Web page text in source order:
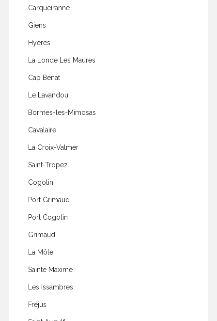
Carqueiranne
Giens
Hyères
La Londe Les Maures
Cap Bénat
Le Lavandou
Bormes-les-Mimosas
Cavalaire
La Croix-Valmer
Saint-Tropez
Cogolin
Port Grimaud
Port Cogolin
Grimaud
La Môle
Sainte Maxime
Les Issambres
Fréjus